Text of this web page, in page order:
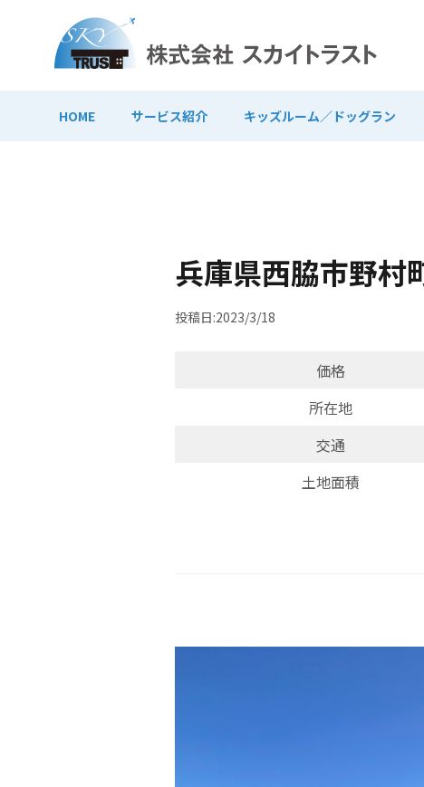
HOME サービス紹介 キッズルーム／ドッグラン
兵庫県西脇市野
投稿日:2023/3/18
価格
所在地
交通
土地面積